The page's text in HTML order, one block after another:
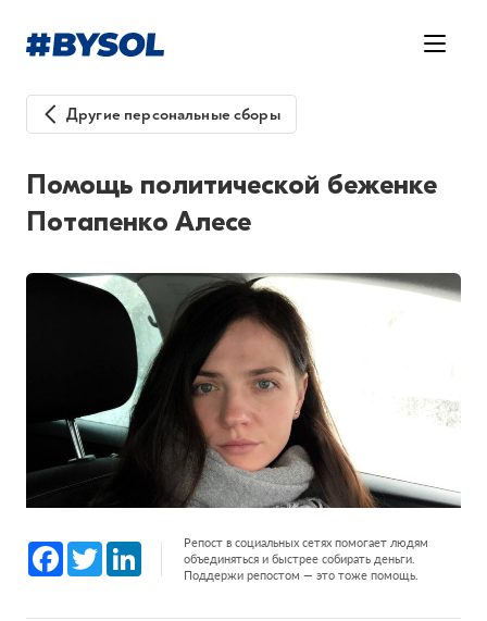
Другие персональные сборы
Помощь политической беженке
Потапенко Алесе
Facebook
Twitter LinkedInРепост в социальных сетях помогает людям
объединяться и быстрее собирать деньги.
Поддержи репостом — это тоже помощь.